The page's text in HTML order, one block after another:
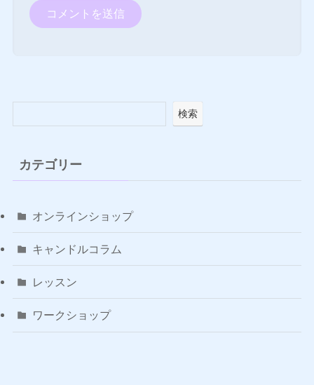
検索
カテゴリー
オンラインショップ
キャンドルコラム
レッスン
ワークショップ